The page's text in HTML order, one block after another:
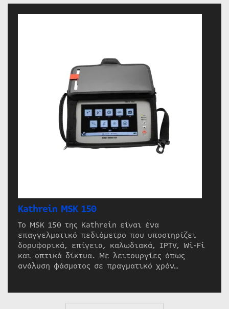
Kathrein MSK 150
Το MSK 150 της Kathrein είναι ένα
επαγγελματικό πεδιόμετρο που υποστηρίζει
δορυφορικά, επίγεια, καλωδιακά, IPTV, Wi-Fi
και οπτικά δίκτυα. Με λειτουργίες όπως
ανάλυση φάσματος σε πραγματικό χρόν…